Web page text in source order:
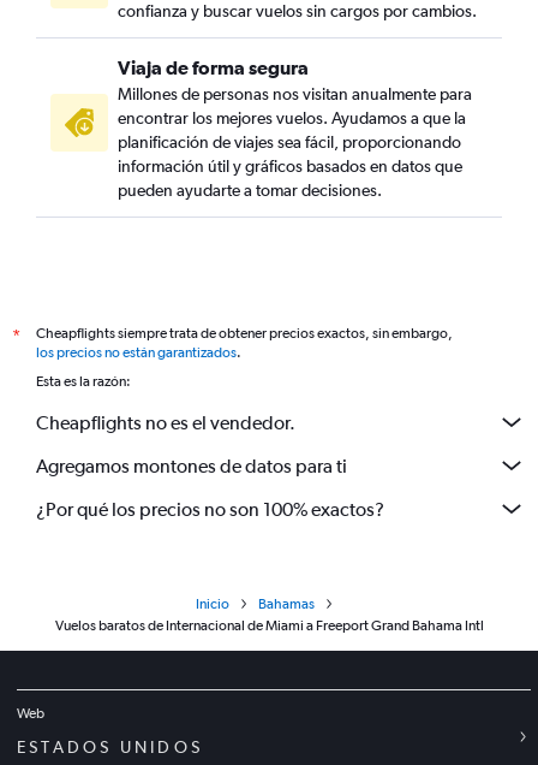
confianza y buscar vuelos sin cargos por cambios.
Viaja de forma segura
Millones de personas nos visitan anualmente para
encontrar los mejores vuelos. Ayudamos a que la
planificación de viajes sea fácil, proporcionando
información útil y gráficos basados en datos que
pueden ayudarte a tomar decisiones.
*
Cheapflights siempre trata de obtener precios exactos, sin embargo,
los precios no están garantizados.
Esta es la razón:
Cheapflights no es el vendedor.
Agregamos montones de datos para ti
¿Por qué los precios no son 100% exactos?
Inicio
Bahamas
Vuelos baratos de Internacional de Miami a Freeport Grand Bahama Intl
Web
ESTADOS UNIDOS